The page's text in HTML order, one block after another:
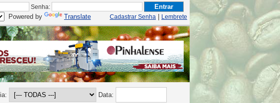
Senha:
Cadastrar Senha
Lembrete
Powered by Translate
Data: